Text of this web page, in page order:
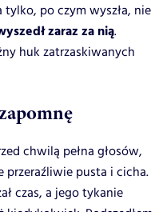
tylko, po czym wyszła, nie
zaraz za nią.
huk zatrzaskiwanych
chwilą pełna głosów,
przeraźliwie pusta i cicha.
czas, a jego tykanie